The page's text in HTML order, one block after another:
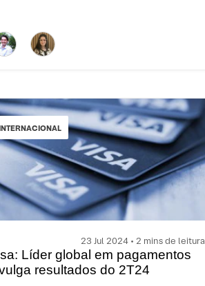
23 Jul 2024 • 2 mins de leitura
Líder global em pagamentos
resultados do 2T24